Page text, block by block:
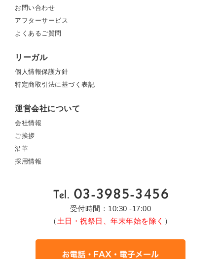
お問い合わせ
アフターサービス
よくあるご質問
リーガル
個人情報保護方針
特定商取引法に基づく表記
運営会社について
会社情報
ご挨拶
沿革
採用情報
受付時間：10:30 -17:00
（土日・祝祭日、年末年始を除く ）